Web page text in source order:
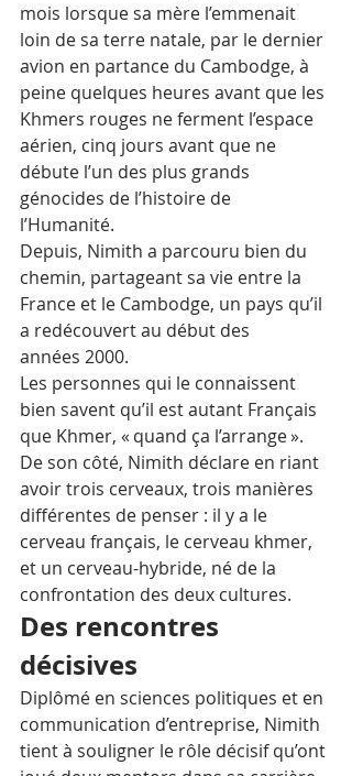
mois lorsque sa mère l’emmenait
loin de sa terre natale, par le dernier
avion en partance du Cambodge, à
peine quelques heures avant que les
Khmers rouges ne ferment l’espace
aérien, cinq jours avant que ne
débute l’un des plus grands
génocides de l’histoire de
l’Humanité.
Depuis, Nimith a parcouru bien du
chemin, partageant sa vie entre la
France et le Cambodge, un pays qu’il
a redécouvert au début des
années 2000.
Les personnes qui le connaissent
bien savent qu’il est autant Français
que Khmer, « quand ça l’arrange ».
De son côté, Nimith déclare en riant
avoir trois cerveaux, trois manières
différentes de penser : il y a le
cerveau français, le cerveau khmer,
et un cerveau-hybride, né de la
confrontation des deux cultures.
Des rencontres
décisives
Diplômé en sciences politiques et en
communication d’entreprise, Nimith
tient à souligner le rôle décisif qu’ont